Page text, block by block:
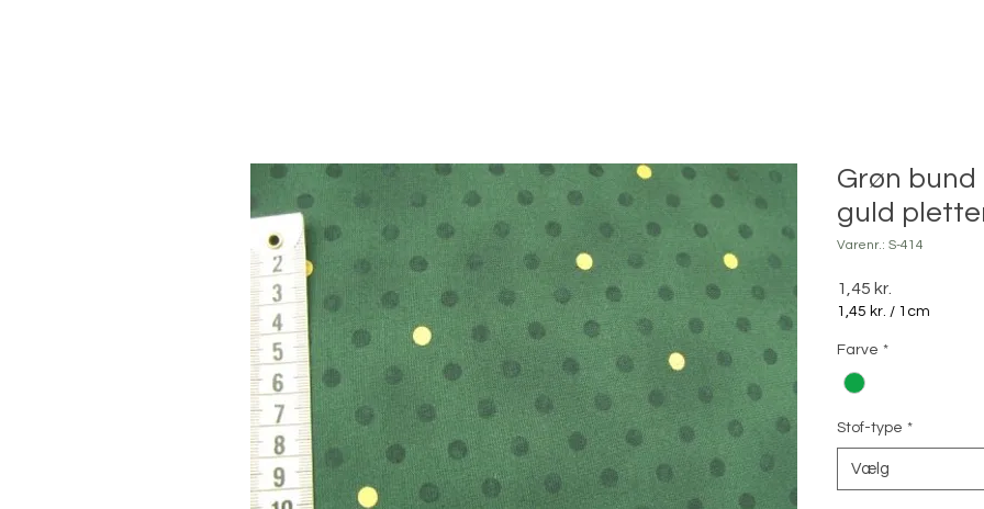
Grøn
guld
Varenr.: S-414
1,45 kr.
1,45 kr. / 1cm
pr.
1
Centimeter
Farve *
Stof-type *
Vælg